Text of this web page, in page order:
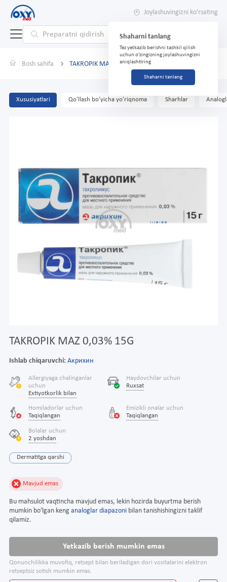
Joylashuvingizni ko'rsating
Shaharni tanlang
Tez yetkazib berishni tashkil qilish
uchun o'zingizning joylashuvingizni
aniqlashtiring
Shaharni tanlang
Bosh sahifa TAKROPIK MAZ 0,03% 15G
Xususiyatlari Qo'llash bo'yicha yo'riqnoma Sharhlar
TAKROPIK MAZ 0,03% 15G
Ishlab chiqaruvchi: Акрихин
Allergiyaga chalinganlar
uchun
Extiyotkorlik bilan
Haydovchilar uchun
Ruxsat
Homiladorlar uchun
Taqiqlangan
Emizikli onalar uchun
Taqiqlangan
Bolalar uchun
2 yoshdan
Dermatitga qarshi
Mavjud emas
Bu mahsulot vaqtincha mavjud emas, lekin hozirda buyurtma berish
mumkin bo'lgan keng analoglar diapazoni bilan tanishishingizni taklif
qilamiz.
Yetkazib berish mumkin emas
Qonunchilikka muvofiq, retsept bilan beriladigan dori vositalarini elektron
retseptsiz sotish mumkin emas.